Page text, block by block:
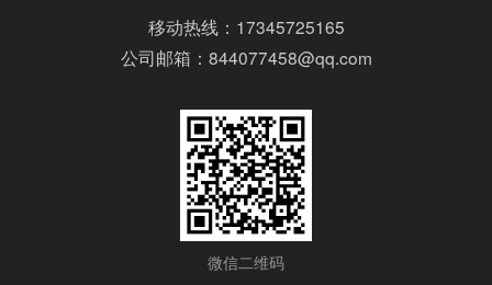
移动热线：17345725165
公司邮箱：844077458@qq.com
微信二维码